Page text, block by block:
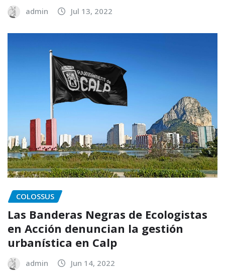
admin Jul 13, 2022
COLOSSUS
Las Banderas Negras de Ecologistas
en Acción denuncian la gestión
urbanística en Calp
admin Jun 14, 2022